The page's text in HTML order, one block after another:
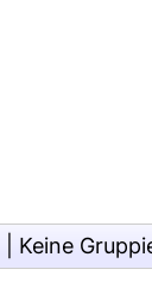
Keine